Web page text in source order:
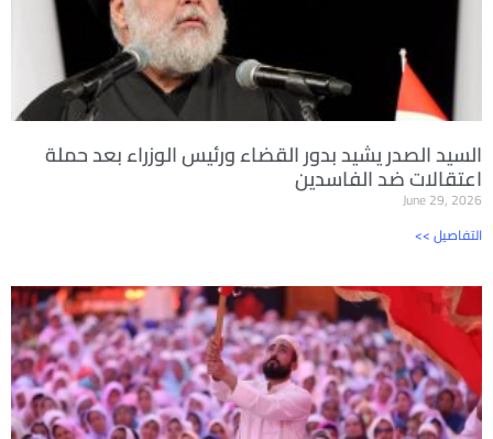
السيد الصدر يشيد بدور القضاء ورئيس الوزراء بعد حملة
اعتقالات ضد الفاسدين
June 29, 2026
<< التفاصيل